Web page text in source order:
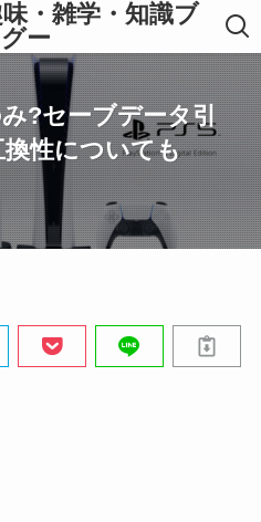
・雑学・知識ブ
ー
?セーブデータ引
性についても